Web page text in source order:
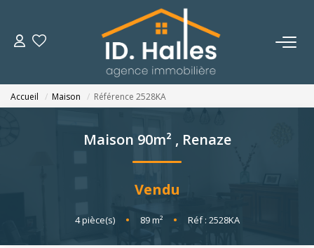
VENTES
LOCATIONS
NOTRE HISTOIRE
OUTILS
Accueil Maison Référence 2528KA
Maison 90m² , Renaze
Vendu
4pièce(s) • 89m² • Réf : 2528KA